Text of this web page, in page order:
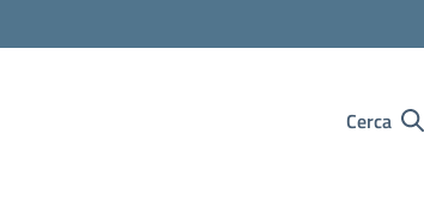
Cerca